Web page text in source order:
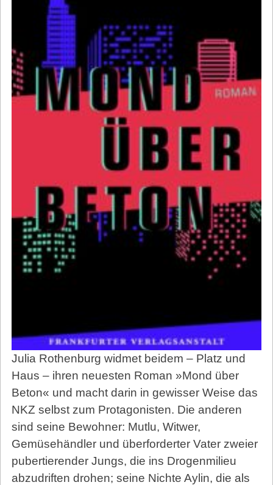
Julia Rothenburg widmet beidem – Platz und
Haus – ihren neuesten Roman »Mond über
Beton« und macht darin in gewisser Weise das
NKZ selbst zum Protagonisten. Die anderen
sind seine Bewohner: Mutlu, Witwer,
Gemüsehändler und überforderter Vater zweier
pubertierender Jungs, die ins Drogenmilieu
abzudriften drohen; seine Nichte Aylin, die als